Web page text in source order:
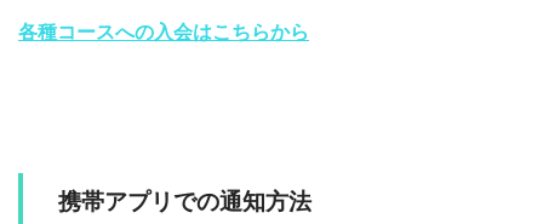
各種コースへの入会はこちらから
携帯アプリでの通知方法